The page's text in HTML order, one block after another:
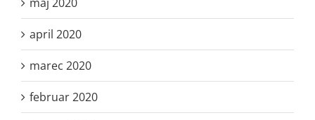
april 2020
marec 2020
februar 2020